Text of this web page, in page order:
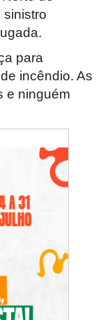
sinistro
para
incêndio. As
e ninguém